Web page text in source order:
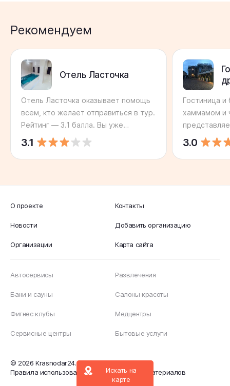
Искать на
карте
Рекомендуем
Отель Ласточка
Отель Ласточка оказывает помощь
всем, кто желает отправиться в тур.
Рейтинг — 3.1 балла. Вы уже
пользовались услугами Отеля
Ласточка? Поделитесь отзывом! Он
будет очень полезен
руководящему составу поможет
работы. Посетителей ждут по
адресу: Краснодарский край, пос.
Пансионат Южный, 8/1. Вам
номеру +7 (861) 672-01-60.
3.1
Гостиница и
хаммамом и
кого важно
только
и с пользой для
пара
экзотика
каждым
3.0
О проекте
Новости
Организации
Контакты
Добавить организацию
Карта сайта
Автосервисы
Бани и сауны
Фитнес клубы
Сервисные центры
Развлечения
Салоны красоты
Медцентры
Бытовые услуги
© 2026 Krasnodar24.su.
Правила использования информационных материалов